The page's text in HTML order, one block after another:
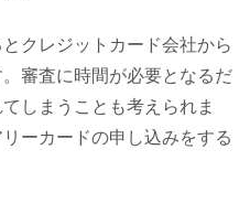
クレジットカード会社から
審査に時間が必要となるだ
しまうことも考えられま
ーカードの申し込みをする